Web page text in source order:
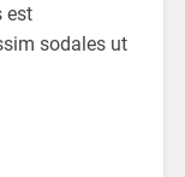
est
sodales ut